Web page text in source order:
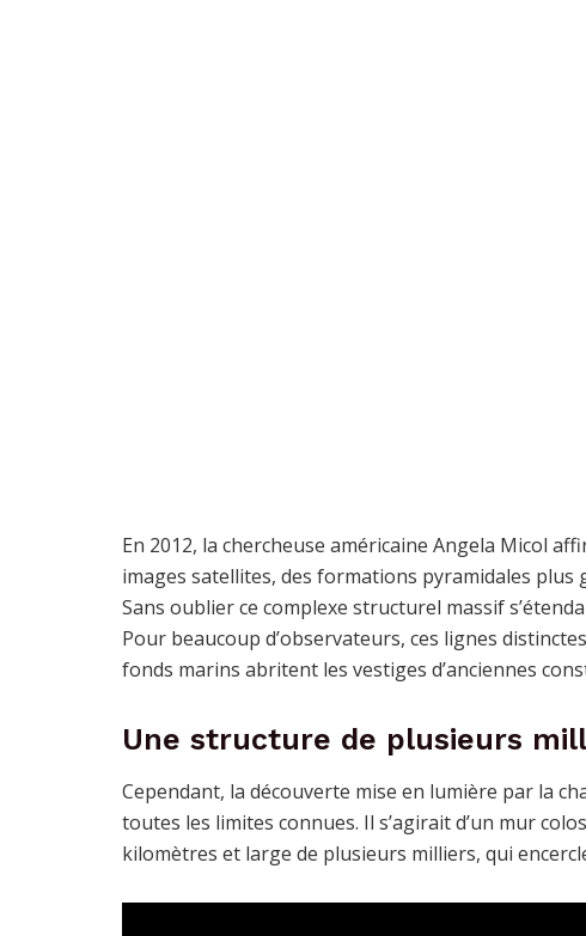
En 2012, la chercheuse américaine Angela Micol
images satellites, des formations pyramidales plus
Sans oublier ce complexe structurel massif
Pour beaucoup d’observateurs, ces lignes
fonds marins abritent les vestiges d’anciennes
Une structure de plusieurs
Cependant, la découverte mise en lumière par la
toutes les limites connues. Il s’agirait d’un mur
kilomètres et large de plusieurs milliers, qui